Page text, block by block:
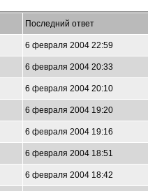
Последний ответ
6 февраля 2004 22:59
6 февраля 2004 20:33
6 февраля 2004 20:10
6 февраля 2004 19:20
6 февраля 2004 19:16
6 февраля 2004 18:51
6 февраля 2004 18:42